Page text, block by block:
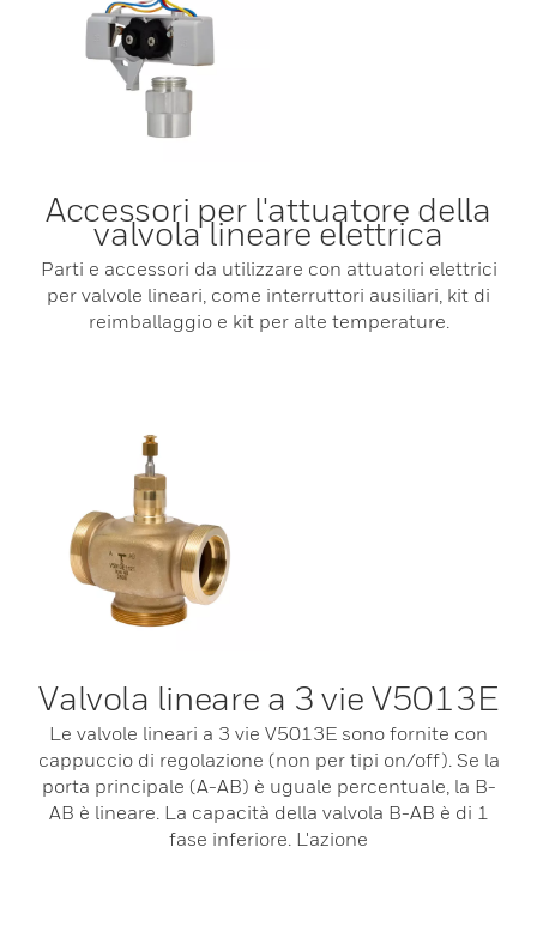
Accessori per l'attuatore della
valvola lineare elettrica
Parti e accessori da utilizzare con attuatori elettrici
per valvole lineari, come interruttori ausiliari, kit di
reimballaggio e kit per alte temperature.
Valvola lineare a 3 vie V5013E
Le valvole lineari a 3 vie V5013E sono fornite con
cappuccio di regolazione (non per tipi on/off). Se la
porta principale (A-AB) è uguale percentuale, la B-
AB è lineare. La capacità della valvola B-AB è di 1
fase inferiore. L'azione